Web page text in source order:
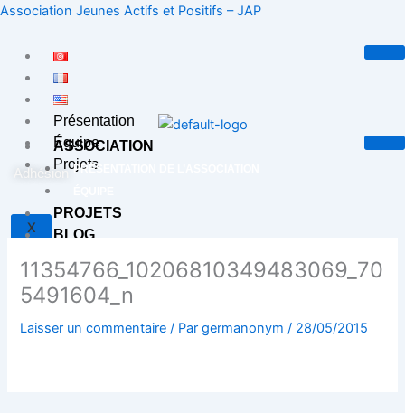
Aller
contenu
Association Jeunes Actifs et Positifs – JAP
Présentation
Équipe
Projets
X
ASSOCIATION
PRÉSENTATION DE L’ASSOCIATION
PROJETS
BLOG
X
Adhésion
11354766_10206810349483069_70
5491604_n
Laisser un commentaire / Pargermanonym / 28/05/2015